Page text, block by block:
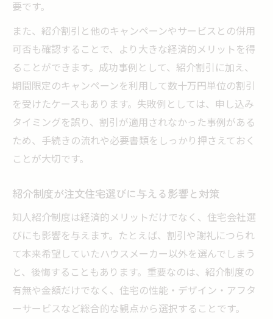
注文住宅で紹介料はいつもらえるのか解説
知人紹介による注文住宅の謝礼受取の流れ
注文住宅の紹介キャンペーン活用で注意す
べき点
注文住宅の紹介制度と受取額の目安を知る
方法
要です。
また、紹介割引と他のキャンペーンやサービスとの併用
可否も確認することで、より大きな経済的メリットを得
ることができます。成功事例として、紹介割引に加え、
期間限定のキャンペーンを利用して数十万円単位の割引
を受けたケースもあります。失敗例としては、申し込み
タイミングを誤り、割引が適用されなかった事例がある
ため、手続きの流れや必要書類をしっかり押さえておく
ことが大切です。
紹介制度が注文住宅選びに与える影響と対策
知人紹介制度は経済的メリットだけでなく、住宅会社選
びにも影響を与えます。たとえば、割引や謝礼につられ
て本来希望していたハウスメーカー以外を選んでしまう
と、後悔することもあります。重要なのは、紹介制度の
有無や金額だけでなく、住宅の性能・デザイン・アフタ
ーサービスなど総合的な観点から選択することです。